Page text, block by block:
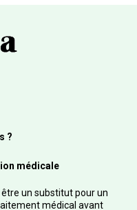
?
médicale
un substitut pour un
médical avant